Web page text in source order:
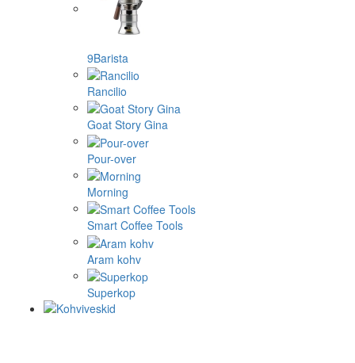
9Barista
Rancilio
Goat Story Gina
Pour-over
Morning
Smart Coffee Tools
Aram kohv
Superkop